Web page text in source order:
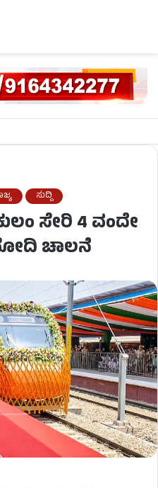
ಸುದ್ದಿ
ಸೇರಿ 4 ವಂದೇ
ಚಾಲನೆ